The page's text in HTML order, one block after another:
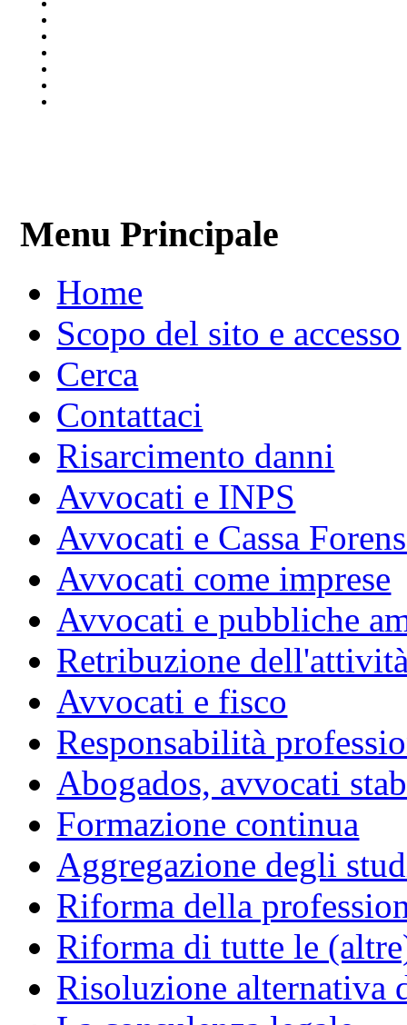
Menu Principale
Home
Scopo del sito e accesso
Cerca
Contattaci
Risarcimento danni
Avvocati e INPS
Avvocati e Cassa
Avvocati come imprese
Avvocati e pubbliche
Retribuzione
Avvocati e fisco
Responsabilità
Abogados, avvocati
Formazione continua
Aggregazione degli
Riforma della
Riforma di tutte le
Risoluzione alternativa